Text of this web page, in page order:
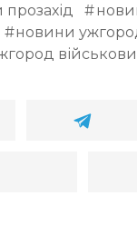
новини